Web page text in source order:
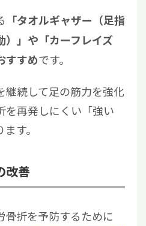
「タオルギャザー（足指
）」や「カーフレイズ
すすめです。
継続して足の筋力を強化
を再発しにくい「強い
す。
改善
骨折を予防するために